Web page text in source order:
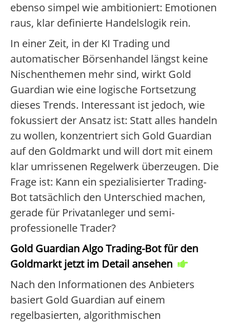
ebenso simpel wie ambitioniert: Emotionen
raus, klar definierte Handelslogik rein.
In einer Zeit, in der KI Trading und
automatischer Börsenhandel längst keine
Nischenthemen mehr sind, wirkt Gold
Guardian wie eine logische Fortsetzung
dieses Trends. Interessant ist jedoch, wie
fokussiert der Ansatz ist: Statt alles handeln
zu wollen, konzentriert sich Gold Guardian
auf den Goldmarkt und will dort mit einem
klar umrissenen Regelwerk überzeugen. Die
Frage ist: Kann ein spezialisierter Trading-
Bot tatsächlich den Unterschied machen,
gerade für Privatanleger und semi-
professionelle Trader?
Gold Guardian Algo Trading-Bot für den
Goldmarkt jetzt im Detail ansehen
Nach den Informationen des Anbieters
basiert Gold Guardian auf einem
regelbasierten, algorithmischen